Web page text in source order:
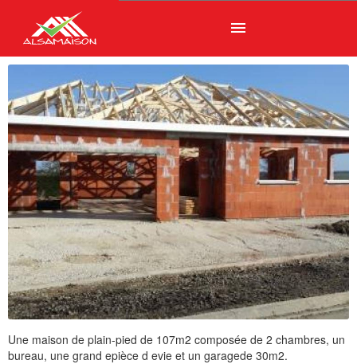
menu
Une maison de plain-pied de 107m2 composée de 2 chambres, un
bureau, une grand epièce d evie et un garagede 30m2.